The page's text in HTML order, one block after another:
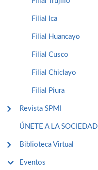
Filial Ica
Filial Huancayo
Filial Cusco
Filial Chiclayo
Filial Piura
Revista SPMI
ÚNETE A LA SOCIEDAD
Biblioteca Virtual
Eventos